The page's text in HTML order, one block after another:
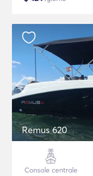
Remus 620
Console centrale